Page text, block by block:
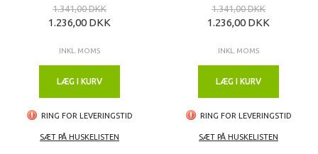
1.341,00 DKK
1.236,00 DKK
INKL. MOMS
LÆG I KURV
RING FOR LEVERINGSTID
SÆT PÅ HUSKELISTEN
1.341,00 DKK
1.236,00 DKK
INKL. MOMS
LÆG I KURV
RING FOR LEVERINGSTID
SÆT PÅ HUSKELISTEN